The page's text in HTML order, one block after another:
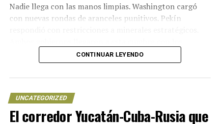
Nadie llega con las manos limpias. Washington cargó
con nuevas rondas de aranceles punitivos. Pekín
equipos diplomáticos exhaustos y sin garantías de
Los detalles de la Cumbre Trump-Xi:
qué se negocia en la sala
CONTINUAR LEYENDO
UNCATEGORIZED
El corredor Yucatán-Cuba-Rusia que